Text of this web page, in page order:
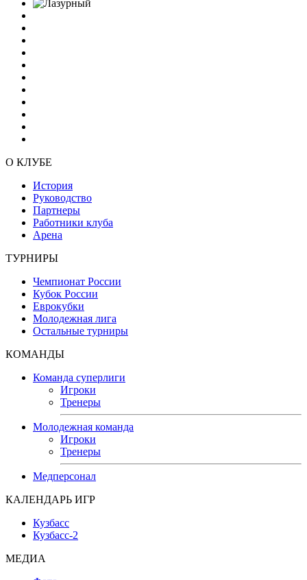
О КЛУБЕ
История
Руководство
Партнеры
Работники клуба
Арена
ТУРНИРЫ
Чемпионат России
Кубок России
Еврокубки
Молодежная лига
Остальные турниры
КОМАНДЫ
Команда суперлиги
Игроки
Тренеры
Молодежная команда
Игроки
Тренеры
Медперсонал
КАЛЕНДАРЬ ИГР
Кузбасс
Кузбасс-2
МЕДИА